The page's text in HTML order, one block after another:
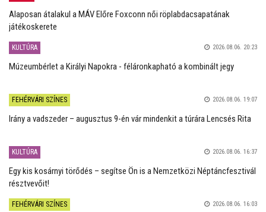
Alaposan átalakul a MÁV Előre Foxconn női röplabdacsapatának
játékoskerete
KULTÚRA 2026.08.06. 20:23
Múzeumbérlet a Királyi Napokra - féláronkapható a kombinált jegy
FEHÉRVÁRI SZÍNES 2026.08.06. 19:07
Irány a vadszeder – augusztus 9-én vár mindenkit a túrára Lencsés Rita
KULTÚRA 2026.08.06. 16:37
Egy kis kosárnyi törődés – segítse Ön is a Nemzetközi Néptáncfesztivál
résztvevőit!
FEHÉRVÁRI SZÍNES 2026.08.06. 16:03